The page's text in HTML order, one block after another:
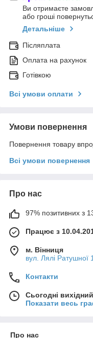
Ви отримаєте
або гроші
Детальніше
Післяплата
Оплата на рахунок
Готівкою
Всі умови оплати
Умови повернення
Повернення товару
Всі умови повернення
Про нас
97% позитивних з
Працює з
м. Вінниця
вул. Лялі Ратушної
Контакти
Сьогодні вихідний
Показати весь
Про нас